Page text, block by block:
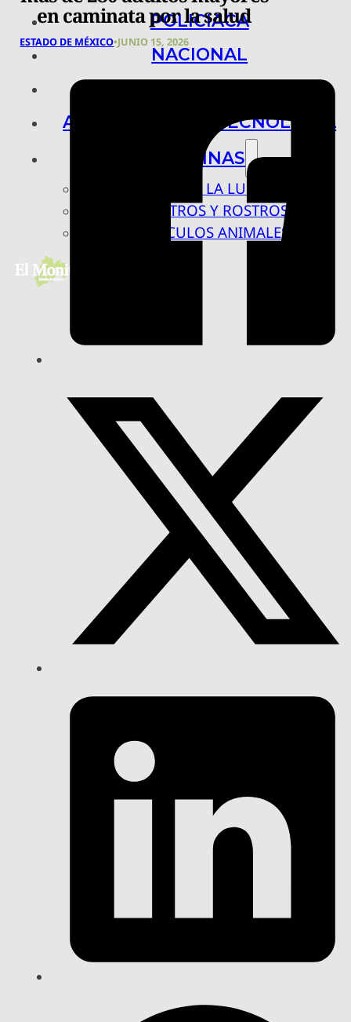
POLICIACA
NACIONAL
ARTE, CIENCIA Y TECNOLOGÍA
COLUMNAS
BAJO LA LUPA
RASTROS Y ROSTROS
VÍNCULOS ANIMALES
en caminata por la salud
ESTADO DE MÉXICO•JUNIO 15, 2026